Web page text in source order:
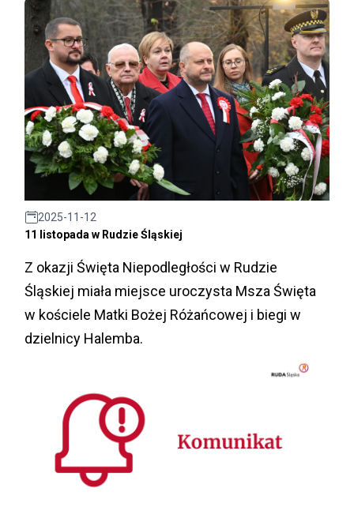
2025-11-12
11 listopada w Rudzie Śląskiej
Z okazji Święta Niepodległości w Rudzie
Śląskiej miała miejsce uroczysta Msza Święta
w kościele Matki Bożej Różańcowej i biegi w
dzielnicy Halemba.